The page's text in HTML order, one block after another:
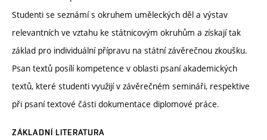
Studenti se seznámí s okruhem uměleckých děl a výstav
relevantních ve vztahu ke státnicovým okruhům a získají tak
základ pro individuální přípravu na státní závěrečnou zkoušku.
Psan textů posílí kompetence v oblasti psaní akademických
textů, které studenti využijí v závěrečném semináři, respektive
při psaní textové části dokumentace diplomové práce.
ZÁKLADNÍ LITERATURA